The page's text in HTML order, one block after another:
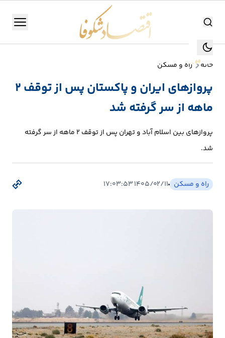
جستجو جستجو
منو
تولید
صنعت
انرژی
بانک،
و
تجارت
خانه راه و مسکن
پروازهای ایران و پاکستان پس از توقف 2
ماهه از سر گرفته شد
پروازهای بین اسلام آباد و تهران پس از توقف 2 ماهه از سر گرفته
شد.
راه و مسکن ۱۴۰۵/۰۲/۱۱ ۱۷:۰۳:۵۳